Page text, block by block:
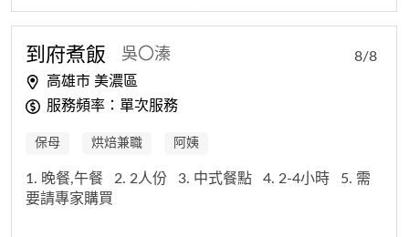
到府煮飯 吳〇溱
高雄市 美濃區
服務頻率：單次服務
8/8
保母 烘焙兼職 阿姨
1. 晚餐,午餐 2. 2人份 3. 中式餐點 4. 2-4小時
5. 需
要請專家購買